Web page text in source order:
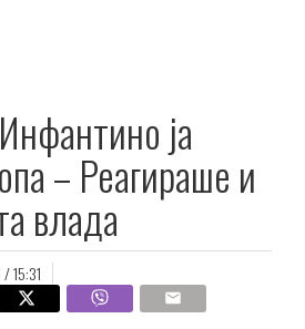
ја
– Реагираше и
влада
15:31